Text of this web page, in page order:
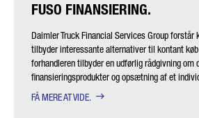
FUSO FINANSIERING.
Daimler Truck Financial Services Group forstår
tilbyder interessante alternativer til kontant køb
forhandleren tilbyder en udførlig rådgivning om
finansieringsprodukter og opsætning af et
FÅ MERE AT VIDE.